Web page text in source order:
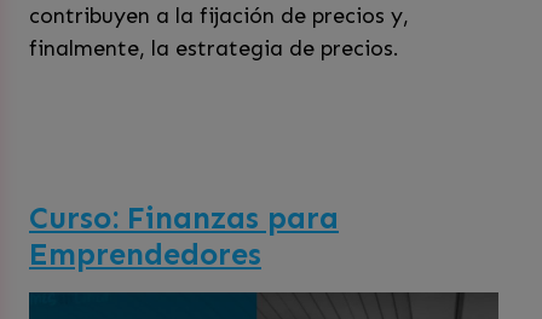
contribuyen a la fijación de precios y,
finalmente, la estrategia de precios.
Curso: Finanzas para
Emprendedores